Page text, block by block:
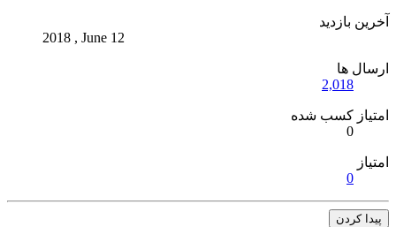
آخرین بازدید
2018 , June 12
ارسال ها
2,018
امتیاز کسب شده
0
امتیاز
0
پیدا کردن